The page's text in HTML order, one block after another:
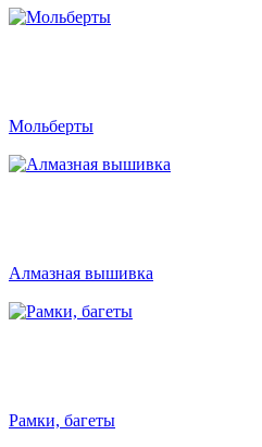
Мольберты
Алмазная вышивка
Рамки, багеты